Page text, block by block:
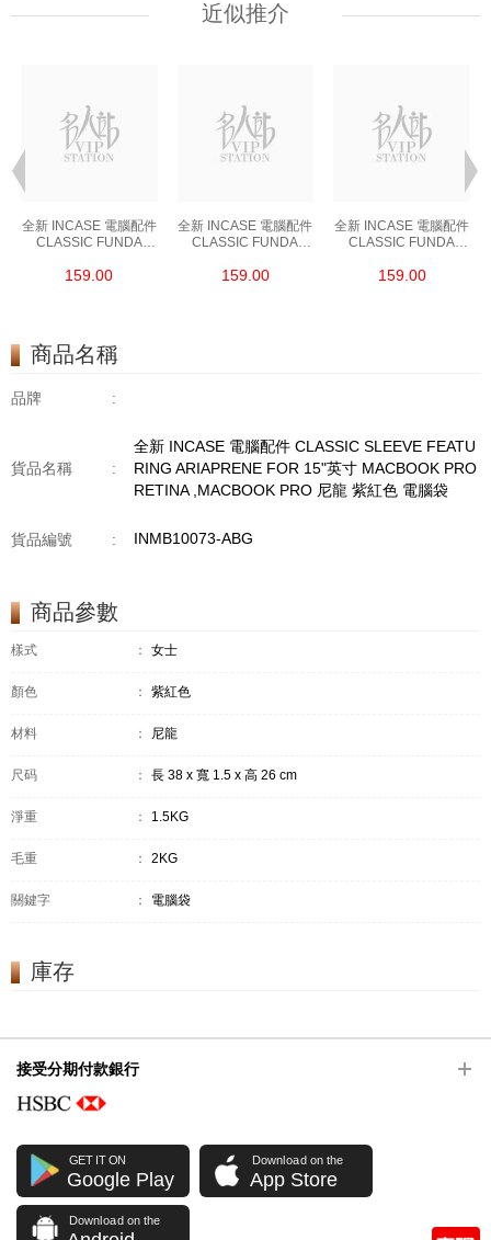
近似推介
全新 INCASE 電腦配件
CLASSIC FUNDA
13" 英寸 CON
159.00
全新 INCASE 電腦配件
CLASSIC FUNDA
13" 英寸 CON
159.00
全新 INCASE 電腦配件
CLASSIC FUNDA
13" 英寸 CON
159.00
商品名稱
品牌 :
貨品名稱 :
全新 INCASE 電腦配件 CLASSIC SLEEVE FEATU
RING ARIAPRENE FOR 15"英寸 MACBOOK PRO
RETINA ,MACBOOK PRO 尼龍 紫紅色 電腦袋
貨品編號 : INMB10073-ABG
商品參數
樣式 ： 女士
顏色 ： 紫紅色
材料 ： 尼龍
尺码 ： 長 38 x 寬 1.5 x 高 26 cm
淨重 ： 1.5KG
毛重 ： 2KG
關鍵字 ： 電腦袋
庫存
接受分期付款銀行
GET IT ON
Google Play
Download on the
App Store
Download on the